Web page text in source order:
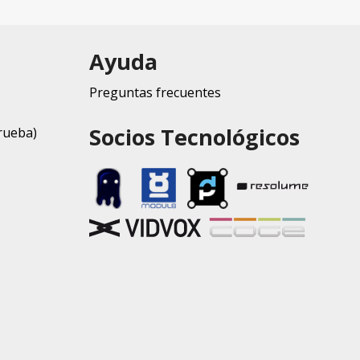
Ayuda
Preguntas frecuentes
Socios Tecnológicos